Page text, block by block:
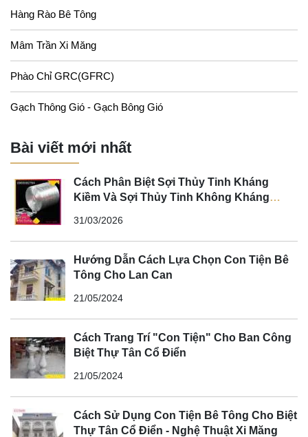
Hàng Rào Bê Tông
Mâm Trần Xi Măng
Phào Chỉ GRC(GFRC)
Gạch Thông Gió - Gạch Bông Gió
Bài viết mới nhất
Cách Phân Biệt Sợi Thủy Tinh Kháng
Kiềm Và Sợi Thủy Tinh Không Kháng
31/03/2026
Hướng Dẫn Cách Lựa Chọn Con Tiện Bê
Tông Cho Lan Can
21/05/2024
Cách Trang Trí "Con Tiện" Cho Ban Công
Biệt Thự Tân Cổ Điển
21/05/2024
Cách Sử Dụng Con Tiện Bê Tông Cho Biệt
Thự Tân Cổ Điển - Nghệ Thuật Xi Măng